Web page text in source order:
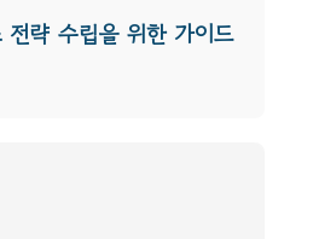
전략 수립을 위한 가이드